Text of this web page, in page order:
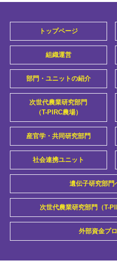
トップページ
組織運営
部門・ユニットの紹介
次世代農業研究部門
（T-PIRC農場）
産官学・共同研究部門
社会連携ユニット
遺伝子研究部門
次世代農業研究部門（T-
外部資金プ